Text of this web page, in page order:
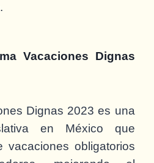
Vacaciones Dignas
Dignas 2023 es una
en México que
obligatorios